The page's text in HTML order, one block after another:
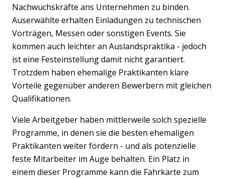
Nachwuchskräfte ans Unternehmen zu binden.
Auserwählte erhalten Einladungen zu technischen
Vorträgen, Messen oder sonstigen Events. Sie
kommen auch leichter an Auslandspraktika - jedoch
ist eine Festeinstellung damit nicht garantiert.
Trotzdem haben ehemalige Praktikanten klare
Vorteile gegenüber anderen Bewerbern mit gleichen
Qualifikationen.
Viele Arbeitgeber haben mittlerweile solch spezielle
Programme, in denen sie die besten ehemaligen
Praktikanten weiter fördern - und als potenzielle
feste Mitarbeiter im Auge behalten. Ein Platz in
einem dieser Programme kann die Fahrkarte zum